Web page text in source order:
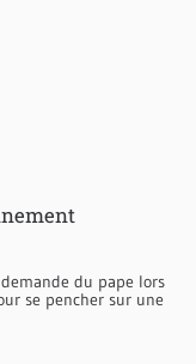
du pape lors
se pencher sur une